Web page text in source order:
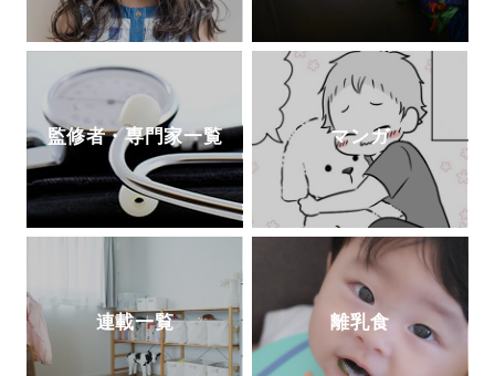
監修者・専門家一覧 マンガ
連載一覧 離乳食